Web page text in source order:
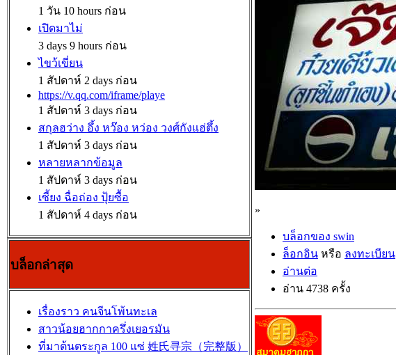
1 วัน 10 hours ก่อน
เปิดมาไม่
3 days 9 hours ก่อน
ไขว้เขี่ยน
1 สัปดาห์ 2 days ก่อน
https://v.qq.com/iframe/playe
1 สัปดาห์ 3 days ก่อน
สกุลฮว่าง อึ้ง หว๊อง หว่อง วงศ์กังแฮ่ตึ้ง
1 สัปดาห์ 3 days ก่อน
หลายหลากข้อมูล
1 สัปดาห์ 3 days ก่อน
เซี้ยง ฉื่อถ่อง ปุ้ยซื้อ
1 สัปดาห์ 4 days ก่อน
บล็อกล่าสุด
เรื่องราว คนจีนโพ้นทะเล
สาวน้อยฮากกาครึ่งเยอรมัน
ที่มาต้นตระกูล 100 แซ่ 姓氏寻宗（完整版）
»
บล็อกของ swin
ล็อกอิน หรือ ลงทะเบียน
อ่านต่อ
อ่าน 4738 ครั้ง